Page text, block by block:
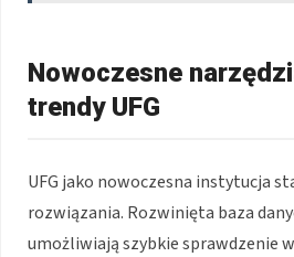
Nowoczesne
trendy UFG
UFG jako nowoczesna instytucja
rozwiązania. Rozwinięta baza
umożliwiają szybkie sprawdzenie